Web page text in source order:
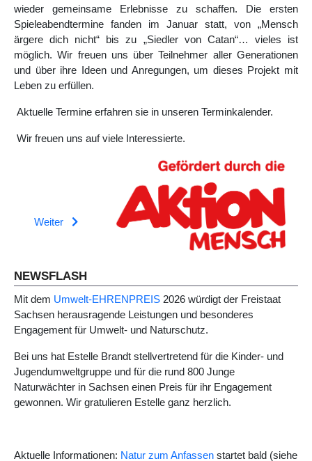
wieder gemeinsame Erlebnisse zu schaffen. Die ersten
Spieleabendtermine fanden im Januar statt, von „Mensch
ärgere dich nicht“ bis zu „Siedler von Catan“… vieles ist
möglich. Wir freuen uns über Teilnehmer aller Generationen
und über ihre Ideen und Anregungen, um dieses Projekt mit
Leben zu erfüllen.
Aktuelle Termine erfahren sie in unseren Terminkalender.
Wir freuen uns auf viele Interessierte.
Weiter
Vorheriger Beitrag: Neuer Infopunkt entstanden
NEWSFLASH
Mit dem Umwelt-EHRENPREIS 2026 würdigt der Freistaat
Sachsen herausragende Leistungen und besonderes
Engagement für Umwelt- und Naturschutz.
Bei uns hat Estelle Brandt stellvertretend für die Kinder- und
Jugendumweltgruppe und für die rund 800 Junge
Naturwächter in Sachsen einen Preis für ihr Engagement
gewonnen. Wir gratulieren Estelle ganz herzlich.
Aktuelle Informationen: Natur zum Anfassen startet bald (siehe